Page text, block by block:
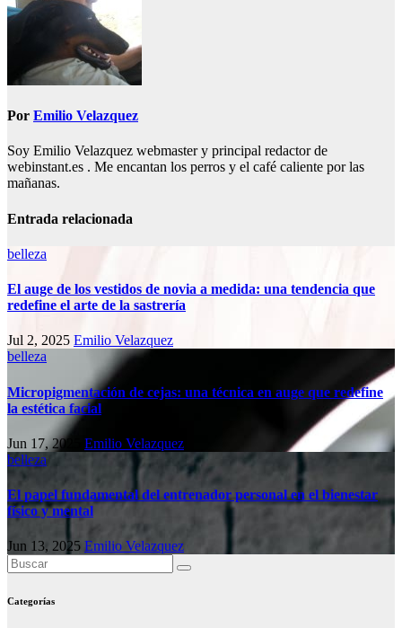
Por Emilio Velazquez
Soy Emilio Velazquez webmaster y principal redactor de
webinstant.es . Me encantan los perros y el café caliente por las
mañanas.
Entrada relacionada
belleza
El auge de los vestidos de novia a medida: una tendencia que
redefine el arte de la sastrería
Jul 2, 2025 Emilio Velazquez
belleza
Micropigmentación de cejas: una técnica en auge que redefine
la estética facial
Jun 17, 2025 Emilio Velazquez
belleza
El papel fundamental del entrenador personal en el bienestar
físico y mental
Jun 13, 2025 Emilio Velazquez
Categorías